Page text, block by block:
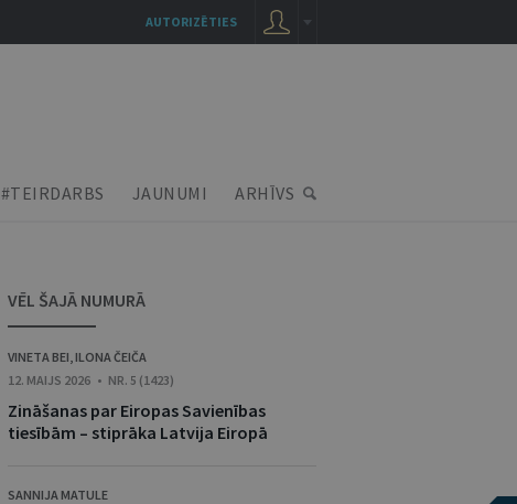
#TEIRDARBS JAUNUMI ARHĪVS
VĒL ŠAJĀ NUMURĀ
VINETA BEI,ILONA ČEIČA
12. MAIJS 2026 • NR. 5 (1423)
Zināšanas par Eiropas Savienības
tiesībām – stiprāka Latvija Eiropā
SANNIJA MATULE
AUTORIZĒTIES